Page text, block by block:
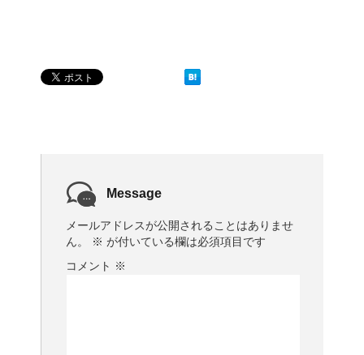
Message
メールアドレスが公開されることはありませ
ん。
※ が付いている欄は必須項目です
コメント ※